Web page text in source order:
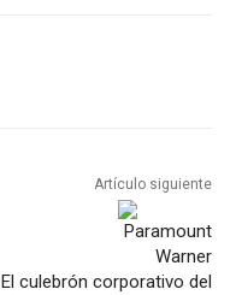
Artículo siguiente
El culebrón corporativo del